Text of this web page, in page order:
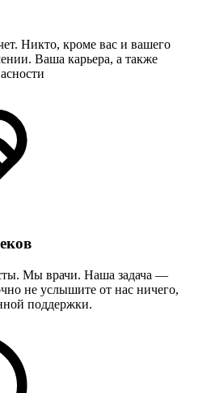
Никто, кроме вас и вашего
Ваша карьера, а также
Мы врачи. Наша задача —
не услышите от нас ничего,
поддержки.